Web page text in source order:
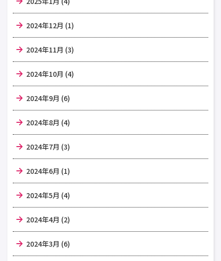
2024年12月 (1)
2024年11月 (3)
2024年10月 (4)
2024年9月 (6)
2024年8月 (4)
2024年7月 (3)
2024年6月 (1)
2024年5月 (4)
2024年4月 (2)
2024年3月 (6)